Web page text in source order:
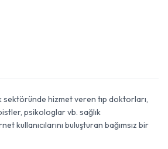
hizmet veren tıp doktorları,
psikologlar vb. sağlık
kullanıcılarını buluşturan bağımsız bir